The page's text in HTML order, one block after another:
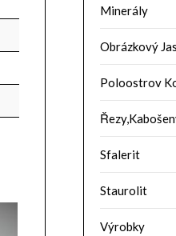
Minerály
Obrázkový
Poloostrov
Sfalerit
Staurolit
Výrobky